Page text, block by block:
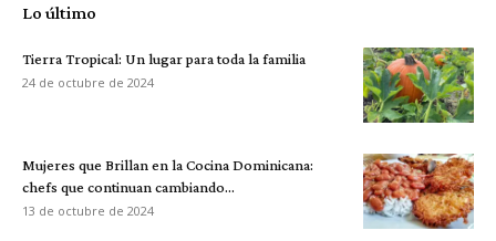
Lo último
Tierra Tropical: Un lugar para toda la familia
24 de octubre de 2024
Mujeres que Brillan en la Cocina Dominicana:
chefs que continuan cambiando...
13 de octubre de 2024